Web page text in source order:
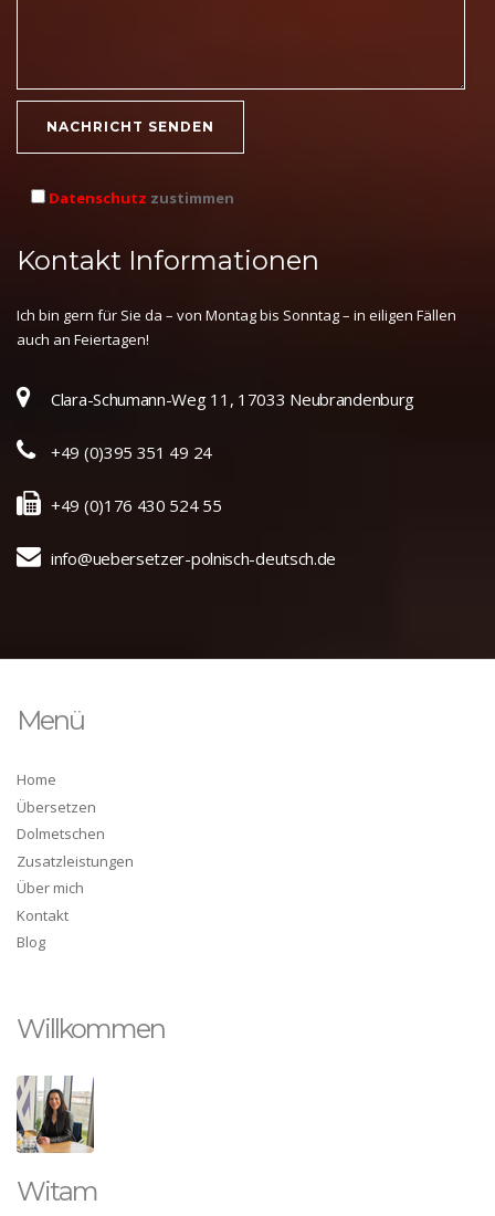
Datenschutz zustimmen
Kontakt Informationen
Ich bin gern für Sie da – von Montag bis Sonntag – in eiligen Fällen
auch an Feiertagen!
Clara-Schumann-Weg 11, 17033 Neubrandenburg
+49 (0)395 351 49 24
+49 (0)176 430 524 55
info@uebersetzer-polnisch-deutsch.de
Menü
Home
Übersetzen
Dolmetschen
Zusatzleistungen
Über mich
Kontakt
Blog
Willkommen
Witam